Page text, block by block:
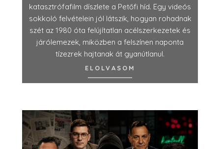
katasztrófafilm díszlete a Petőfi híd. Egy videós
sokkoló felvételein jól látszik, hogyan rohadnak
szét az 1980 óta felújítatlan acélszerkezetek és
járólemezek, miközben a felszínen naponta
tízezrek hajtanak át gyanútlanul.
ELOLVASOM